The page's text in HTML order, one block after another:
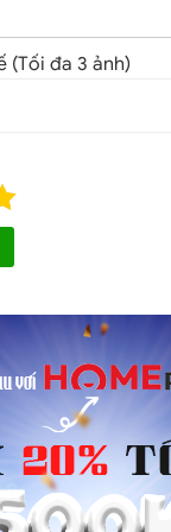
là một trong
cho người
Phòng còn sở
hợp với độ sáng
chỉnh nhiệt ánh
(Tối đa 3 ảnh)